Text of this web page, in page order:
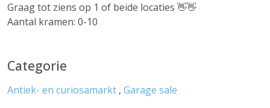
Graag tot ziens op 1 of beide locaties 👋👋
Aantal kramen: 0-10
Categorie
Antiek- en curiosamarkt , Garage sale